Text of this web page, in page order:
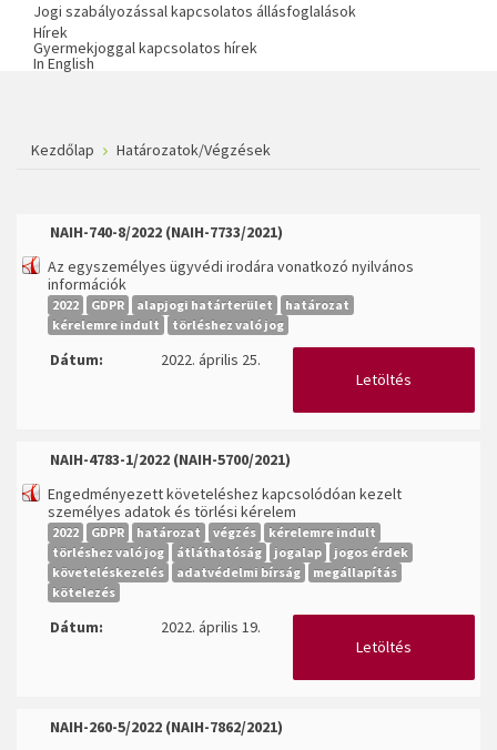
Jogi szabályozással kapcsolatos állásfoglalások
Hírek
Gyermekjoggal kapcsolatos hírek
In English
Kezdőlap Határozatok/Végzések
NAIH-740-8/2022 (NAIH-7733/2021)
Az egyszemélyes ügyvédi irodára vonatkozó nyilvános
információk
2022 GDPR alapjogi határterület
határozat
kérelemre indult
törléshez való jog
Dátum:
2022. április 25.
Letöltés
NAIH-4783-1/2022 (NAIH-5700/2021)
Engedményezett követeléshez kapcsolódóan kezelt
személyes adatok és törlési kérelem
2022 GDPR határozat végzés
kérelemre indult
törléshez való jog
átláthatóság jogalap
jogos érdek
követeléskezelés
adatvédelmi bírság
megállapítás
kötelezés
Dátum:
2022. április 19.
Letöltés
NAIH-260-5/2022 (NAIH-7862/2021)